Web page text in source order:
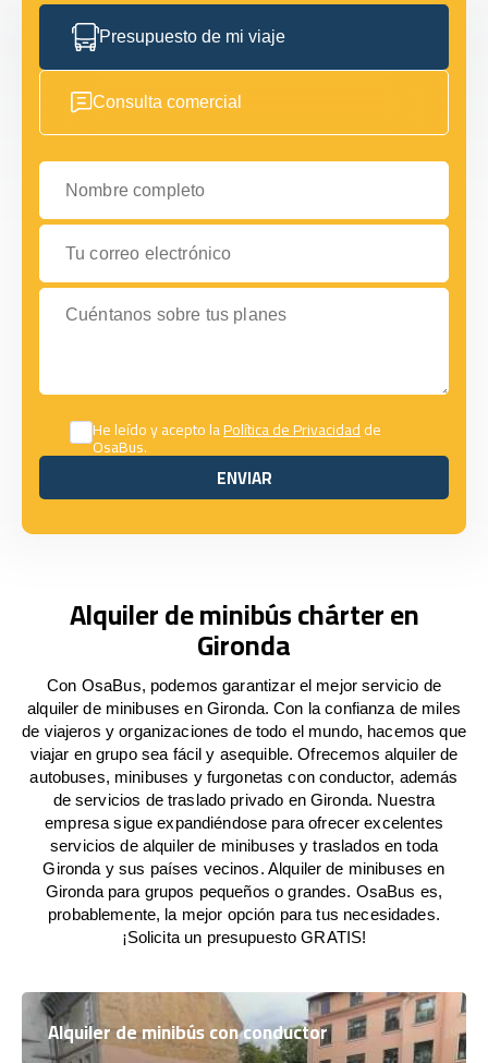
Presupuesto de mi viaje
Consulta comercial
Nombre completo
Tu correo electrónico
Cuéntanos sobre tus planes
He leído y acepto laPolítica de Privacidadde
OsaBus.
ENVIAR
ENVIAR
Alquiler de minibús chárter en
Gironda
Con OsaBus, podemos garantizar el mejor servicio de
alquiler de minibuses en Gironda. Con la confianza de miles
de viajeros y organizaciones de todo el mundo, hacemos que
viajar en grupo sea fácil y asequible. Ofrecemos alquiler de
autobuses, minibuses y furgonetas con conductor, además
de servicios de traslado privado en Gironda. Nuestra
empresa sigue expandiéndose para ofrecer excelentes
servicios de alquiler de minibuses y traslados en toda
Gironda y sus países vecinos. Alquiler de minibuses en
Gironda para grupos pequeños o grandes. OsaBus es,
probablemente, la mejor opción para tus necesidades.
¡Solicita un presupuesto GRATIS!
Alquiler de minibús con conductor